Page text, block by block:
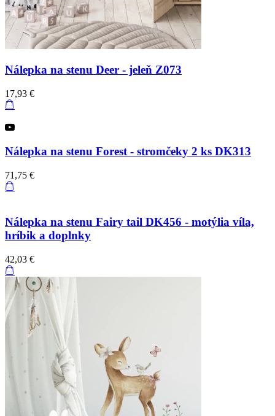
Nálepka na stenu Deer - jeleň Z073
17,93 €
Nálepka na stenu Forest - stromčeky 2 ks DK313
71,75 €
Nálepka na stenu Fairy tail DK456 - motýlia víla,
hríbik a doplnky
42,03 €